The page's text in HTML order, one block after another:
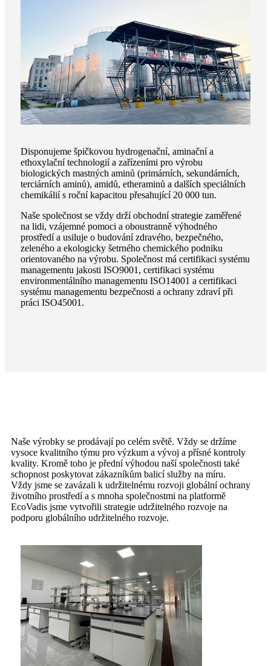
Disponujeme špičkovou hydrogenační, aminační a
ethoxylační technologií a zařízeními pro výrobu
biologických mastných aminů (primárních, sekundárních,
terciárních aminů), amidů, etheraminů a dalších speciálních
chemikálií s roční kapacitou přesahující 20 000 tun.
Naše společnost se vždy drží obchodní strategie zaměřené
na lidi, vzájemné pomoci a oboustranně výhodného
prostředí a usiluje o budování zdravého, bezpečného, ​​
zeleného a ekologicky šetrného chemického podniku
orientovaného na výrobu. Společnost má certifikaci systému
managementu jakosti ISO9001, certifikaci systému
environmentálního managementu ISO14001 a certifikaci
systému managementu bezpečnosti a ochrany zdraví při
práci ISO45001.
Naše výrobky se prodávají po celém světě. Vždy se držíme
vysoce kvalitního týmu pro výzkum a vývoj a přísné kontroly
kvality. Kromě toho je přední výhodou naší společnosti také
schopnost poskytovat zákazníkům balicí služby na míru.
Vždy jsme se zavázali k udržitelnému rozvoji globální ochrany
životního prostředí a s mnoha společnostmi na platformě
EcoVadis jsme vytvořili strategie udržitelného rozvoje na
podporu globálního udržitelného rozvoje.